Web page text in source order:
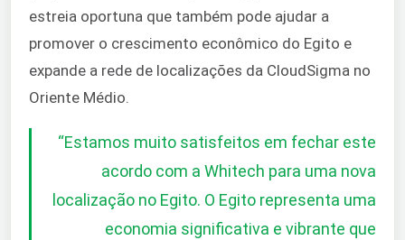
estreia oportuna que também pode ajudar a
promover o crescimento econômico do Egito e
expande a rede de localizações da CloudSigma no
Oriente Médio.
“Estamos muito satisfeitos em fechar este
acordo com a Whitech para uma nova
localização no Egito. O Egito representa uma
economia significativa e vibrante que